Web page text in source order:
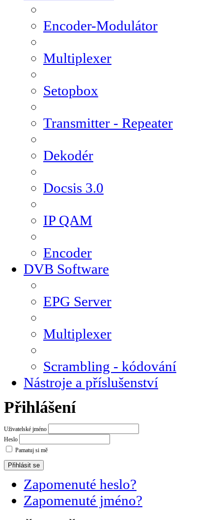
Encoder-Modulátor
Multiplexer
Setopbox
Transmitter - Repeater
Dekodér
Docsis 3.0
IP QAM
Encoder
DVB Software
EPG Server
Multiplexer
Scrambling - kódování
Nástroje a příslušenství
Přihlášení
Uživatelské jméno
Heslo
Pamatuj si mě
Zapomenuté heslo?
Zapomenuté jméno?